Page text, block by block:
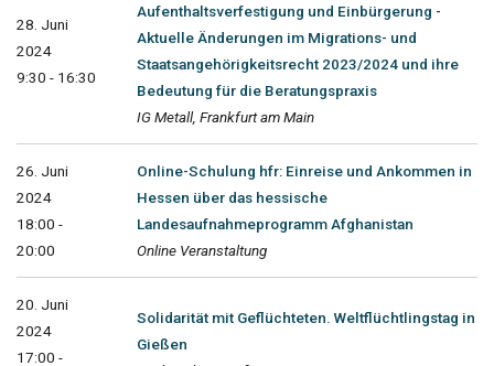
28. Juni
2024
9:30 - 16:30
Aufenthaltsverfestigung und Einbürgerung -
Aktuelle Änderungen im Migrations- und
Staatsangehörigkeitsrecht 2023/2024 und ihre
Bedeutung für die Beratungspraxis
IG Metall, Frankfurt am Main
26. Juni
2024
18:00 -
20:00
Online-Schulung hfr: Einreise und Ankommen in
Hessen über das hessische
Landesaufnahmeprogramm Afghanistan
Online Veranstaltung
20. Juni
2024
17:00 -
Solidarität mit Geflüchteten. Weltflüchtlingstag in
Gießen